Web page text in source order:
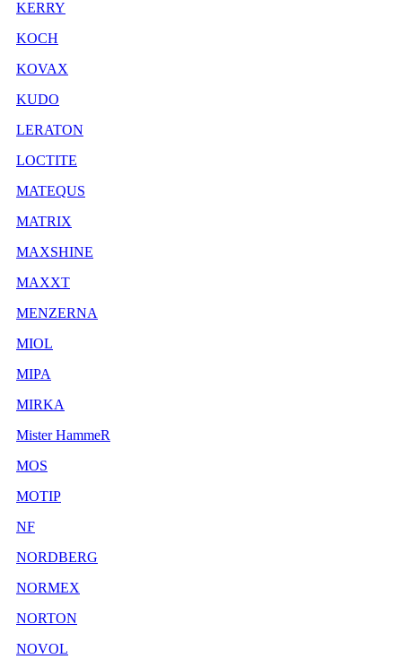
KERRY
KOCH
KOVAX
KUDO
LERATON
LOCTITE
MATEQUS
MATRIX
MAXSHINE
MAXXT
MENZERNA
MIOL
MIPA
MIRKA
Mister HammeR
MOS
MOTIP
NF
NORDBERG
NORMEX
NORTON
NOVOL